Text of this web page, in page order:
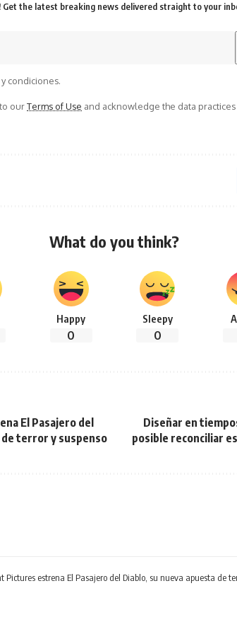
Get the latest breaking news delivered straight to your
condiciones.
ourTerms of Use and acknowledge the data
What do you think?
Happy
0
Sleepy
0
El Pasajero del
de terror y suspenso
Diseñar en
posible reconciliar
Pictures estrena El Pasajero del Diablo, su nueva apuesta de